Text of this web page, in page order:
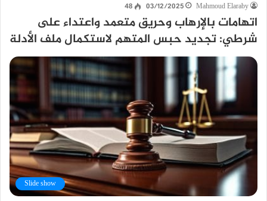
Mahmoud Elaraby
03/12/2025
48
اتهامات بالإرهاب وحريق متعمد واعتداء على
شرطي: تجديد حبس المتهم لاستكمال ملف الأدلة
Slide show